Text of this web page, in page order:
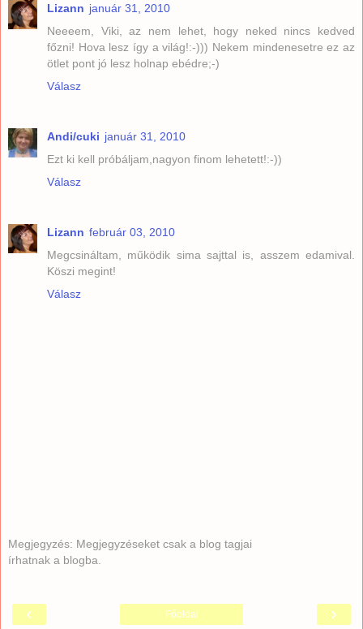
Lizann január 31, 2010
Neeeem, Viki, az nem lehet, hogy neked nincs kedved
főzni! Hova lesz így a világ!:-))) Nekem mindenesetre ez az
ötlet pont jó lesz holnap ebédre;-)
Válasz
Andi/cuki január 31, 2010
Ezt ki kell próbáljam,nagyon finom lehetett!:-))
Válasz
Lizann február 03, 2010
Megcsináltam, működik sima sajttal is, asszem edamival.
Köszi megint!
Válasz
Megjegyzés: Megjegyzéseket csak a blog tagjai
írhatnak a blogba.
‹ ›
Főoldal